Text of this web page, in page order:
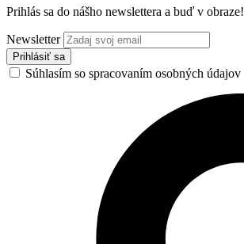
Prihlás sa do nášho newslettera a buď v obraze!
Newsletter
Súhlasím so spracovaním osobných údajov